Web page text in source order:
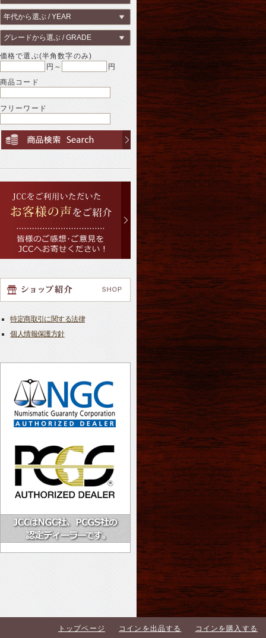
価格で選ぶ(半角数字のみ)
円～
円
商品コード
フリーワード
特定商取引に関する法律
個人情報保護方針
トップページ コインを出品する コインを購入する